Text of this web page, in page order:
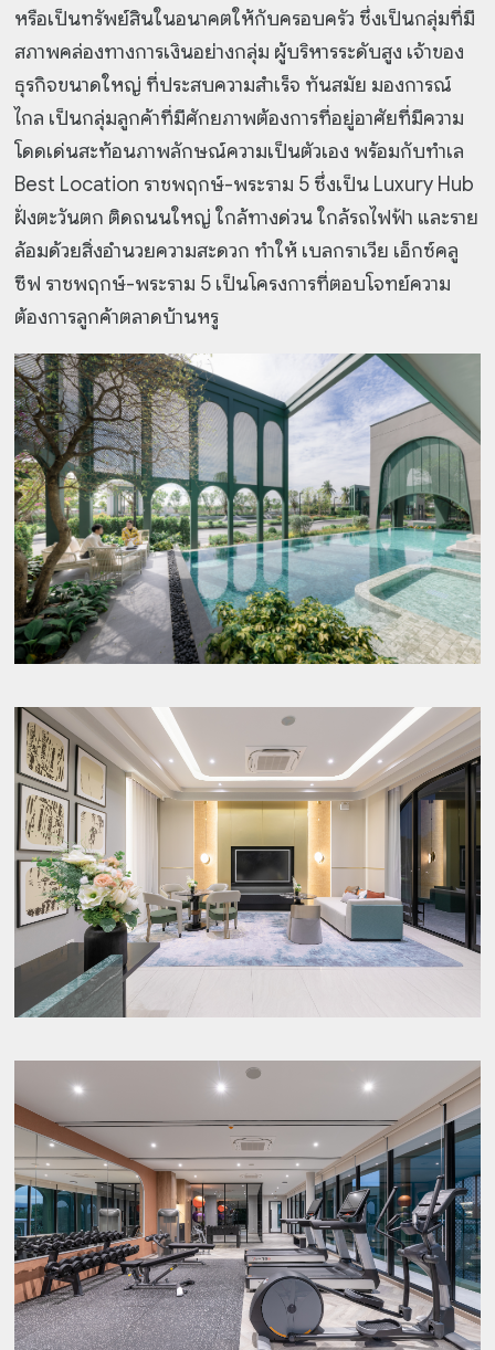
หรือเป็นทรัพย์สินในอนาคตให้กับครอบครัว ซึ่งเป็นกลุ่มที่มี
สภาพคล่องทางการเงินอย่างกลุ่ม ผู้บริหารระดับสูง เจ้าของ
ธุรกิจขนาดใหญ่ ที่ประสบความสำเร็จ ทันสมัย มองการณ์
ไกล เป็นกลุ่มลูกค้าที่มีศักยภาพต้องการที่อยู่อาศัยที่มีความ
โดดเด่นสะท้อนภาพลักษณ์ความเป็นตัวเอง พร้อมกับทำเล
Best Location ราชพฤกษ์-พระราม 5 ซึ่งเป็น Luxury Hub
ฝั่งตะวันตก ติดถนนใหญ่ ใกล้ทางด่วน ใกล้รถไฟฟ้า และราย
ล้อมด้วยสิ่งอำนวยความสะดวก ทำให้ เบลกราเวีย เอ็กซ์คลู
ซีฟ ราชพฤกษ์-พระราม 5 เป็นโครงการที่ตอบโจทย์ความ
ต้องการลูกค้าตลาดบ้านหรู